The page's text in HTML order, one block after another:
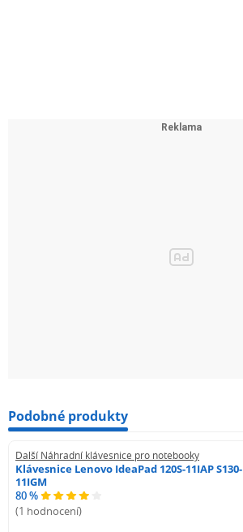
Podobné produkty
Další Náhradní klávesnice pro notebooky
Klávesnice Lenovo IdeaPad 120S-11IAP S130-
11IGM
80 %
(1 hodnocení)